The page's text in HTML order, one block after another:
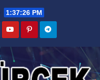
1:37:27 PM